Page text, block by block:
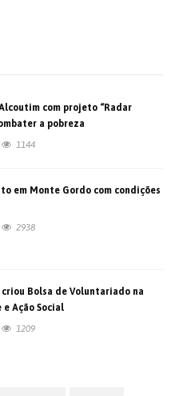
com projeto “Radar
a pobreza
1144
em Monte Gordo com condições
2938
Bolsa de Voluntariado na
e Ação Social
1209